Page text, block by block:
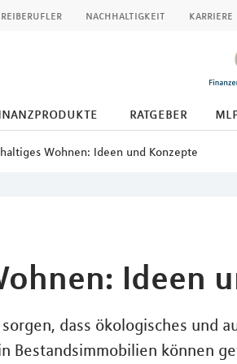
nachhaltigkeit karriere
ratgeber
Wohnen: Ideen und Konzepte
Ideen
dass ökologisches und
Bestandsimmobilien können